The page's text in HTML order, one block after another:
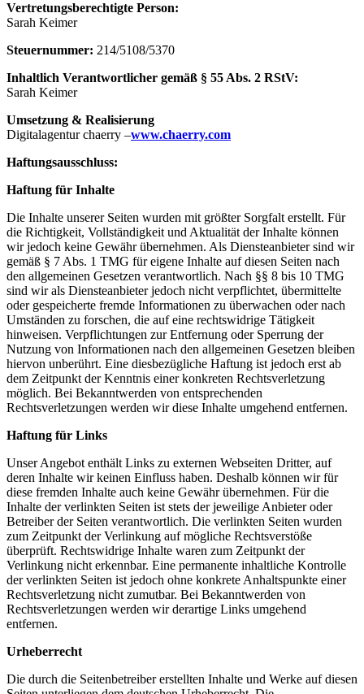
Vertretungsberechtigte Person:
Sarah Keimer
Steuernummer: 214/5108/5370
Inhaltlich Verantwortlicher gemäß § 55 Abs. 2 RStV:
Sarah Keimer
Umsetzung & Realisierung
Digitalagentur chaerry –www.chaerry.com
Haftungsausschluss:
Haftung für Inhalte
Die Inhalte unserer Seiten wurden mit größter Sorgfalt erstellt. Für
die Richtigkeit, Vollständigkeit und Aktualität der Inhalte können
wir jedoch keine Gewähr übernehmen. Als Diensteanbieter sind wir
gemäß § 7 Abs. 1 TMG für eigene Inhalte auf diesen Seiten nach
den allgemeinen Gesetzen verantwortlich. Nach §§ 8 bis 10 TMG
sind wir als Diensteanbieter jedoch nicht verpflichtet, übermittelte
oder gespeicherte fremde Informationen zu überwachen oder nach
Umständen zu forschen, die auf eine rechtswidrige Tätigkeit
hinweisen. Verpflichtungen zur Entfernung oder Sperrung der
Nutzung von Informationen nach den allgemeinen Gesetzen bleiben
hiervon unberührt. Eine diesbezügliche Haftung ist jedoch erst ab
dem Zeitpunkt der Kenntnis einer konkreten Rechtsverletzung
möglich. Bei Bekanntwerden von entsprechenden
Rechtsverletzungen werden wir diese Inhalte umgehend entfernen.
Haftung für Links
Unser Angebot enthält Links zu externen Webseiten Dritter, auf
deren Inhalte wir keinen Einfluss haben. Deshalb können wir für
diese fremden Inhalte auch keine Gewähr übernehmen. Für die
Inhalte der verlinkten Seiten ist stets der jeweilige Anbieter oder
Betreiber der Seiten verantwortlich. Die verlinkten Seiten wurden
zum Zeitpunkt der Verlinkung auf mögliche Rechtsverstöße
überprüft. Rechtswidrige Inhalte waren zum Zeitpunkt der
Verlinkung nicht erkennbar. Eine permanente inhaltliche Kontrolle
der verlinkten Seiten ist jedoch ohne konkrete Anhaltspunkte einer
Rechtsverletzung nicht zumutbar. Bei Bekanntwerden von
Rechtsverletzungen werden wir derartige Links umgehend
entfernen.
Urheberrecht
Die durch die Seitenbetreiber erstellten Inhalte und Werke auf diesen